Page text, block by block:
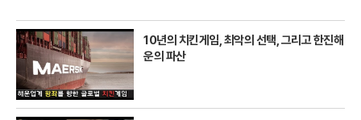
10년의 치킨게임, 최악의 선택, 그리고 한진해
운의 파산